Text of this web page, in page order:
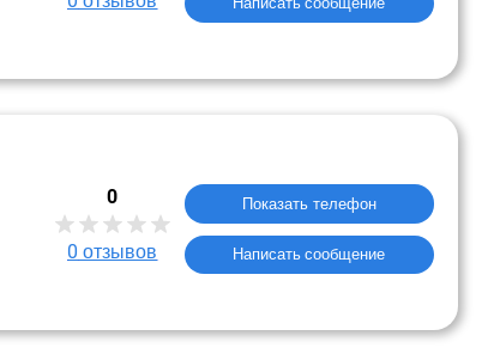
0
0 отзывов
Показать телефон
Написать сообщение